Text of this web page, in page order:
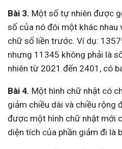
Bài 3. Một số tự nhiên được
số của nó đôi một khác nhau
chữ số liền trước. Ví dụ:
nhưng 11345 không phải là
nhiên từ 2021 đến 2401, có
Bài 4. Một hình chữ nhật có
giảm chiều dài và chiều rộng
được một hình chữ nhật mới
diện tích của phần giảm đi là